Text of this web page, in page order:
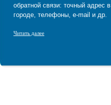
обратной связи: точный адрес в
городе, телефоны, e-mail и др.
Читать далее